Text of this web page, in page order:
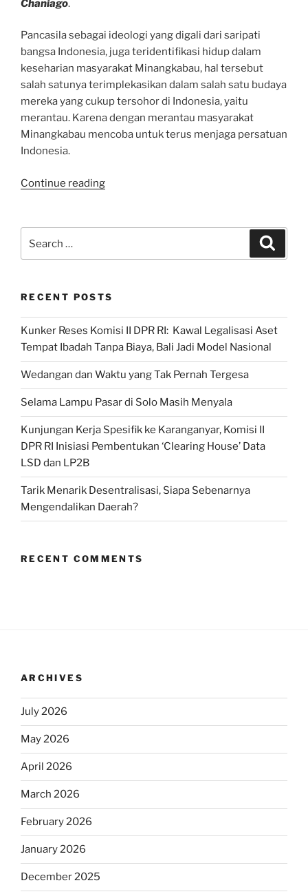
Chaniago.
Pancasila sebagai ideologi yang digali dari saripati
bangsa Indonesia, juga teridentifikasi hidup dalam
keseharian masyarakat Minangkabau, hal tersebut
salah satunya terimplekasikan dalam salah satu budaya
mereka yang cukup tersohor di Indonesia, yaitu
merantau. Karena dengan merantau masyarakat
Minangkabau mencoba untuk terus menjaga persatuan
Indonesia.
Continue reading“Budayawan
Wujud
Warga
Minang”
RECENT POSTS
Kunker Reses Komisi II DPR RI: Kawal Legalisasi Aset
Tempat Ibadah Tanpa Biaya, Bali Jadi Model Nasional
Wedangan dan Waktu yang Tak Pernah Tergesa
Selama Lampu Pasar di Solo Masih Menyala
Kunjungan Kerja Spesifik ke Karanganyar, Komisi II
DPR RI Inisiasi Pembentukan ‘Clearing House’ Data
LSD dan LP2B
Tarik Menarik Desentralisasi, Siapa Sebenarnya
Mengendalikan Daerah?
RECENT COMMENTS
ARCHIVES
July 2026
May 2026
April 2026
March 2026
February 2026
January 2026
December 2025